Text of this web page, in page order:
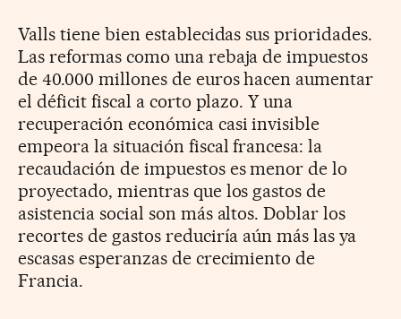
Valls tiene bien establecidas sus prioridades.
Las reformas como una rebaja de impuestos
de 40.000 millones de euros hacen aumentar
el déficit fiscal a corto plazo. Y una
recuperación económica casi invisible
empeora la situación fiscal francesa: la
recaudación de impuestos es menor de lo
proyectado, mientras que los gastos de
asistencia social son más altos. Doblar los
recortes de gastos reduciría aún más las ya
escasas esperanzas de crecimiento de
Francia.